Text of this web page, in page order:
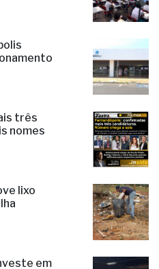
três
nomes
lixo
em